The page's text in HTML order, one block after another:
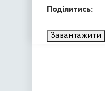
Поділитись:
Завантажити